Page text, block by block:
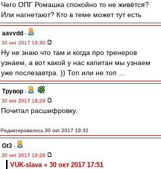
Чего ОПГ Ромашка спокойно то не живётся?
Или нагнетают? Кто в теме может тут есть
aavvdd -
30 окт 2017 19:30
Ну не знаю что там и когда про тренеров
узнаем, а вот какой у нас капитан мы узнаем
уже послезавтра. )) Топ или не топ ...
Трувор -
30 окт 2017 19:29
Почитал расшифровку.
Редактировалось 30 окт 2017 19:32
Gt3 -
30 окт 2017 19:28
VUK-slava » 30 окт 2017 17:51